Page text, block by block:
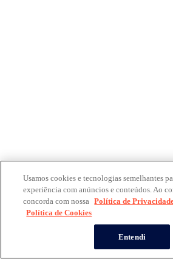
Usamos cookies e tecnologias semelhantes
experiência com anúncios e conteúdos. Ao
concorda com nossa Política de
Política de Cookies
Entendi